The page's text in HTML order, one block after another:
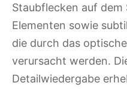
Staubflecken auf
Elementen sowie
die durch das
verursacht werden.
Detailwiedergabe